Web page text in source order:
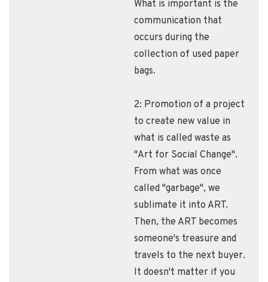
What is important is the
communication that
occurs during the
collection of used paper
bags.
2: Promotion of a project
to create new value in
what is called waste as
"Art for Social Change".
From what was once
called "garbage", we
sublimate it into ART.
Then, the ART becomes
someone's treasure and
travels to the next buyer.
It doesn't matter if you